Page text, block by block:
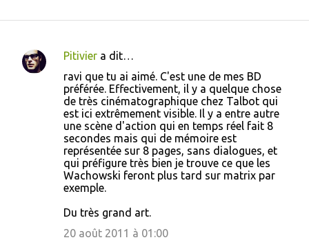
C
Pitivier a dit…
ravi que tu ai aimé. C'est une de mes BD
préférée. Effectivement, il y a quelque chose
de très cinématographique chez Talbot qui
est ici extrêmement visible. Il y a entre autre
une scène d'action qui en temps réel fait 8
secondes mais qui de mémoire est
représentée sur 8 pages, sans dialogues, et
qui préfigure très bien je trouve ce que les
Wachowski feront plus tard sur matrix par
exemple.
Du très grand art.
20 août 2011 à 01:00